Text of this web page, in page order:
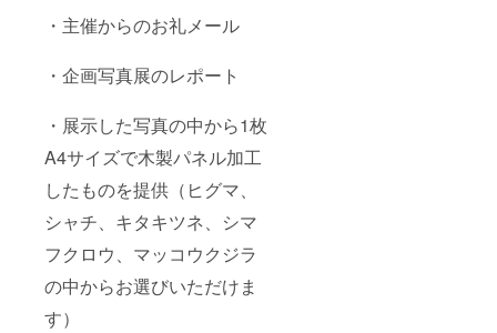
・主催からのお礼メール
・企画写真展のレポート
・展示した写真の中から1枚
A4サイズで木製パネル加工
したものを提供（ヒグマ、
シャチ、キタキツネ、シマ
フクロウ、マッコウクジラ
の中からお選びいただけま
す）